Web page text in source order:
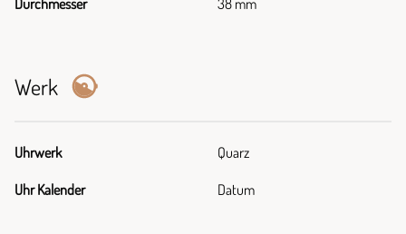
Durchmesser 38 mm
Werk
Uhrwerk Quarz
Uhr Kalender Datum